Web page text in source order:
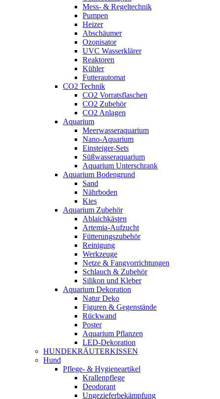
Mess- & Regeltechnik
Pumpen
Heizer
Abschäumer
Ozonisator
UVC Wasserklärer
Reaktoren
Kühler
Futterautomat
CO2 Technik
CO2 Vorratsflaschen
CO2 Zubehör
CO2 Anlagen
Aquarium
Meerwasseraquarium
Nano-Aquarium
Einsteiger-Sets
Süßwasseraquarium
Aquarium Unterschrank
Aquarium Bodengrund
Sand
Nährboden
Kies
Aquarium Zubehör
Ablaichkästen
Artemia-Aufzucht
Fütterungszubehör
Reinigung
Werkzeuge
Netze & Fangvorrichtungen
Schlauch & Zubehör
Silikon und Kleber
Aquarium Dekoration
Natur Deko
Figuren & Gegenstände
Rückwand
Poster
Aquarium Pflanzen
LED-Dekoration
HUNDEKRÄUTERKISSEN
Hund
Pflege- & Hygieneartikel
Krallenpflege
Deodorant
Ungezieferbekämpfung